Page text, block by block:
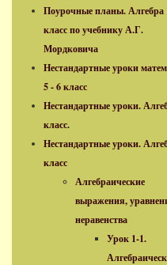
Поурочные планы. Алгебра
класс по учебнику А.Г.
Мордковича
Нестандартные уроки
5 - 6 класс
Нестандартные уроки.
класс.
Нестандартные уроки.
класс
Алгебраические
выражения,
неравенства
Урок 1-1.